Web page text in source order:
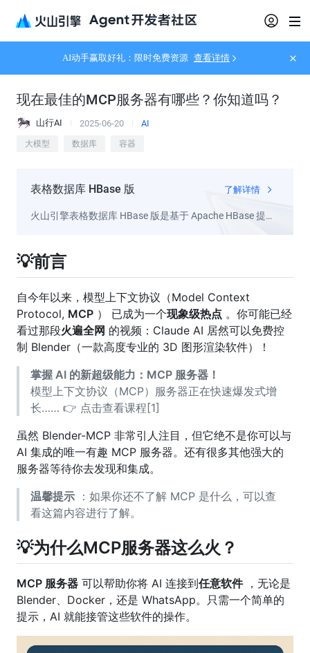
AI动手赢取好礼：限时免费资源 查看详情
现在最佳的MCP服务器有哪些？你知道吗？
山行AI 2025-06-20 AI
大模型 数据库 容器
表格数据库 HBase 版 了解详情
火山引擎表格数据库 HBase 版是基于 Apache HBase 提供
💡前言
自今年以来，模型上下文协议（Model Context
Protocol, MCP ） 已成为一个现象级热点 。你可能已经
看过那段火遍全网 的视频：Claude AI 居然可以免费控
制 Blender（一款高度专业的 3D 图形渲染软件）！
掌握 AI 的新超级能力：MCP 服务器！
模型上下文协议（MCP）服务器正在快速爆发式增
长…… 👉 点击查看课程[1]
虽然 Blender-MCP 非常引人注目，但它绝不是你可以与
AI 集成的唯一有趣 MCP 服务器。还有很多其他强大的
服务器等待你去发现和集成。
温馨提示 ：如果你还不了解 MCP 是什么，可以查
看这篇内容进行了解。
💡为什么MCP服务器这么火？
MCP 服务器 可以帮助你将 AI 连接到任意软件，无论是
Blender、Docker，还是 WhatsApp。只需一个简单的
提示，AI 就能接管这些软件的操作。